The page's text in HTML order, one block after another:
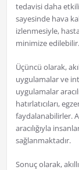
tedavisi daha
sayesinde hava
izlenmesiyle,
minimize edilebilir.
Üçüncü olarak,
uygulamalar ve
uygulamalar
hatırlatıcıları,
faydalanabilirler.
aracılığıyla
sağlanmaktadır.
Sonuç olarak,